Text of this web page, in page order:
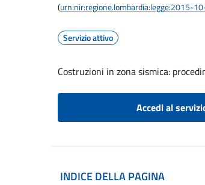
(urn:nir:regione.lombardia:legge:2015-
Servizio attivo
Costruzioni in zona sismica:
Accedi al
INDICE DELLA PAGINA